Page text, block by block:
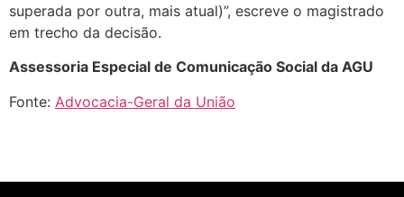
superada por outra, mais atual)”, escreve o magistrado
em trecho da decisão.
Assessoria Especial de Comunicação Social da AGU
Fonte: Advocacia-Geral da União